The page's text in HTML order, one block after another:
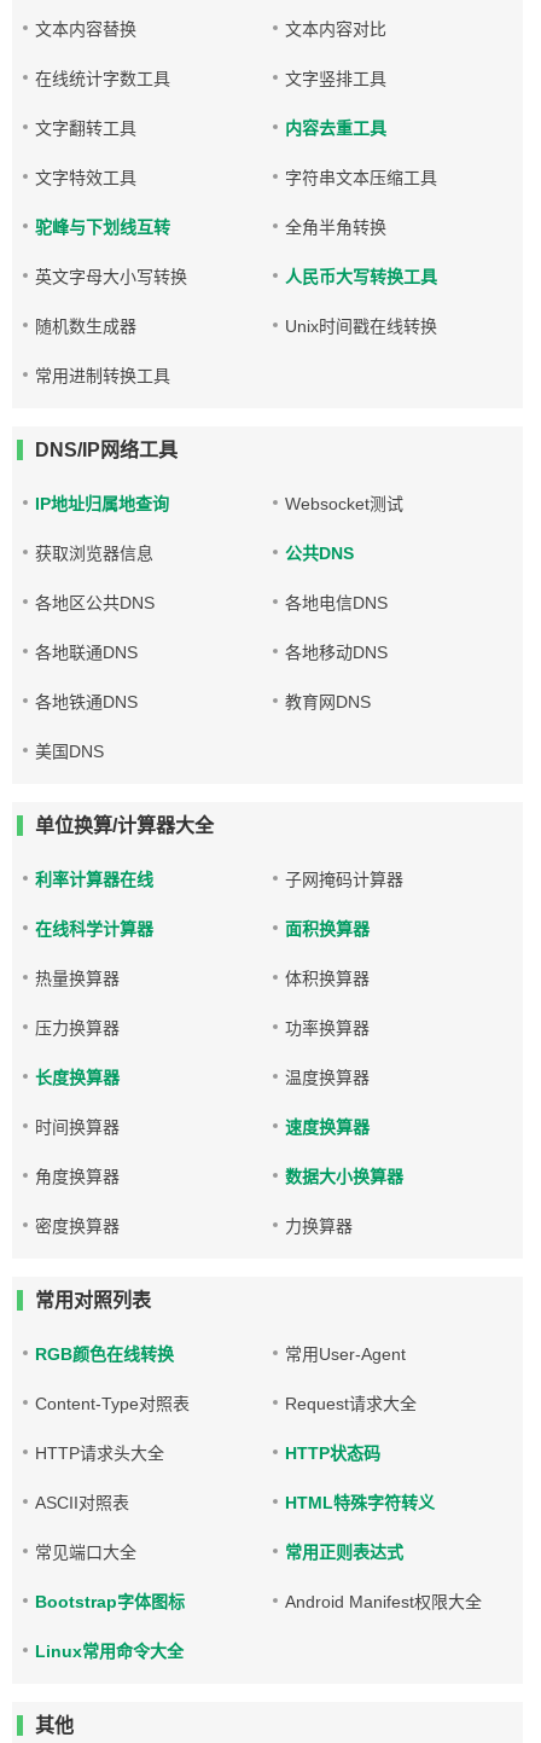
文本内容替换 文本内容对比
在线统计字数工具 文字竖排工具
文字翻转工具 内容去重工具
文字特效工具 字符串文本压缩工具
驼峰与下划线互转 全角半角转换
英文字母大小写转换 人民币大写转换工具
随机数生成器 Unix时间戳在线转换
常用进制转换工具
DNS/IP网络工具
IP地址归属地查询 Websocket测试
获取浏览器信息 公共DNS
各地区公共DNS 各地电信DNS
各地联通DNS 各地移动DNS
各地铁通DNS 教育网DNS
美国DNS
单位换算/计算器大全
利率计算器在线 子网掩码计算器
在线科学计算器 面积换算器
热量换算器 体积换算器
压力换算器 功率换算器
长度换算器 温度换算器
时间换算器 速度换算器
角度换算器 数据大小换算器
密度换算器 力换算器
常用对照列表
RGB颜色在线转换 常用User-Agent
Content-Type对照表 Request请求大全
HTTP请求头大全 HTTP状态码
ASCII对照表 HTML特殊字符转义
常见端口大全 常用正则表达式
Bootstrap字体图标 Android Manifest权限大全
Linux常用命令大全
其他